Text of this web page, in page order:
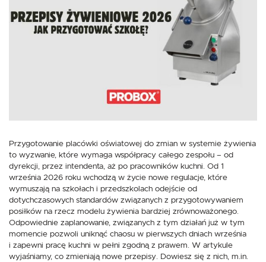
Przygotowanie placówki oświatowej do zmian w systemie żywienia
to wyzwanie, które wymaga współpracy całego zespołu – od
dyrekcji, przez intendenta, aż po pracowników kuchni. Od 1
września 2026 roku wchodzą w życie nowe regulacje, które
wymuszają na szkołach i przedszkolach odejście od
dotychczasowych standardów związanych z przygotowywaniem
posiłków na rzecz modelu żywienia bardziej zrównoważonego.
Odpowiednie zaplanowanie, związanych z tym działań już w tym
momencie pozwoli uniknąć chaosu w pierwszych dniach września
i zapewni pracę kuchni w pełni zgodną z prawem. W artykule
wyjaśniamy, co zmieniają nowe przepisy. Dowiesz się z nich, m.in.
Tego typu pliki cookies umożliwiają stronie internetowej zapamiętanie
wprowadzonych przez Ciebie ustawień oraz personalizację określonych
funkcjonalności czy prezentowanych treści.
Dzięki tym plikom cookies możemy zapewnić Ci większy komfort
korzystania z funkcjonalności naszej strony poprzez dopasowanie jej do
Twoich indywidualnych preferencji. Wyrażenie zgody na funkcjonalne i
personalizacyjne pliki cookies gwarantuje dostępność większej ilości funkcji
Analityczne pliki cookies pomagają nam rozwijać się i dostosowywać do
naszych serwisów internetowych pod względem ich popularności wśród
użytkowników. Zgromadzone informacje są przetwarzane w formie
zanonimizowanej. Wyrażenie zgody na analityczne pliki cookies gwarantuje
dostępność wszystkich funkcjonalności.
Więcej
Reklamowe
Dzięki reklamowym plikom cookies prezentujemy Ci najciekawsze
informacje i aktualności na stronach naszych partnerów.
Promocyjne pliki cookies służą do prezentowania Ci naszych komunikatów
na podstawie analizy Twoich upodobań oraz Twoich zwyczajów
dotyczących przeglądanej witryny internetowej. Treści promocyjne mogą
pojawić się na stronach podmiotów trzecich lub firm będących naszymi
partnerami oraz innych dostawców usług. Firmy te działają w charakterze
pośredników prezentujących nasze treści w postaci wiadomości, ofert,
komunikatów mediów społecznościowych.
Więcej